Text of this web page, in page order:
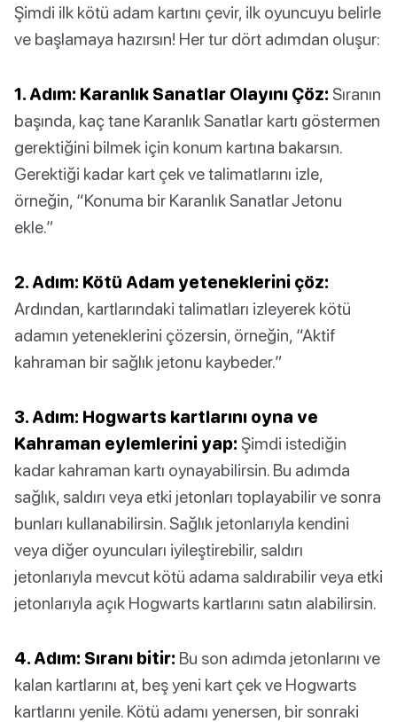
Şimdi ilk kötü adam kartını çevir, ilk oyuncuyu belirle
ve başlamaya hazırsın! Her tur dört adımdan oluşur:
1. Adım: Karanlık Sanatlar Olayını Çöz: Sıranın
başında, kaç tane Karanlık Sanatlar kartı göstermen
gerektiğini bilmek için konum kartına bakarsın.
Gerektiği kadar kart çek ve talimatlarını izle,
örneğin, “Konuma bir Karanlık Sanatlar Jetonu
ekle.”
2. Adım: Kötü Adam yeteneklerini çöz:
Ardından, kartlarındaki talimatları izleyerek kötü
adamın yeteneklerini çözersin, örneğin, “Aktif
kahraman bir sağlık jetonu kaybeder.”
3. Adım: Hogwarts kartlarını oyna ve
Kahraman eylemlerini yap: Şimdi istediğin
kadar kahraman kartı oynayabilirsin. Bu adımda
sağlık, saldırı veya etki jetonları toplayabilir ve sonra
bunları kullanabilirsin. Sağlık jetonlarıyla kendini
veya diğer oyuncuları iyileştirebilir, saldırı
jetonlarıyla mevcut kötü adama saldırabilir veya etki
jetonlarıyla açık Hogwarts kartlarını satın alabilirsin.
4. Adım: Sıranı bitir: Bu son adımda jetonlarını ve
kalan kartlarını at, beş yeni kart çek ve Hogwarts
kartlarını yenile. Kötü adamı yenersen, bir sonraki